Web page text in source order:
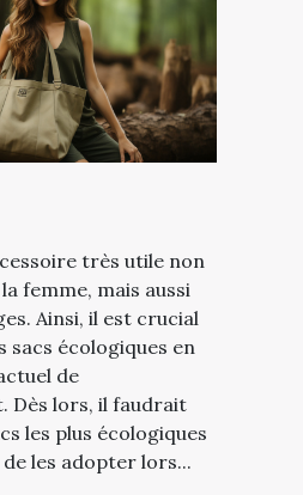
très utile non
femme, mais aussi
Ainsi, il est crucial
sacs écologiques en
de
Dès lors, il faudrait
les plus écologiques
les adopter lors...